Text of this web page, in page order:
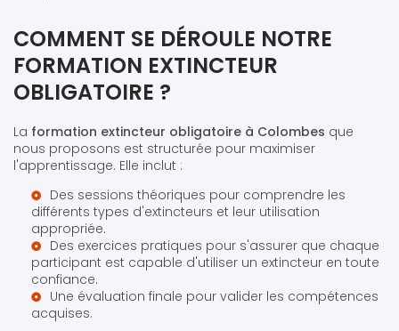
COMMENT SE DÉROULE NOTRE
FORMATION EXTINCTEUR
OBLIGATOIRE ?
La formation extincteur obligatoire à Colombes que
nous proposons est structurée pour maximiser
l'apprentissage. Elle inclut :
Des sessions théoriques pour comprendre les
différents types d'extincteurs et leur utilisation
appropriée.
Des exercices pratiques pour s'assurer que chaque
participant est capable d'utiliser un extincteur en toute
confiance.
Une évaluation finale pour valider les compétences
acquises.